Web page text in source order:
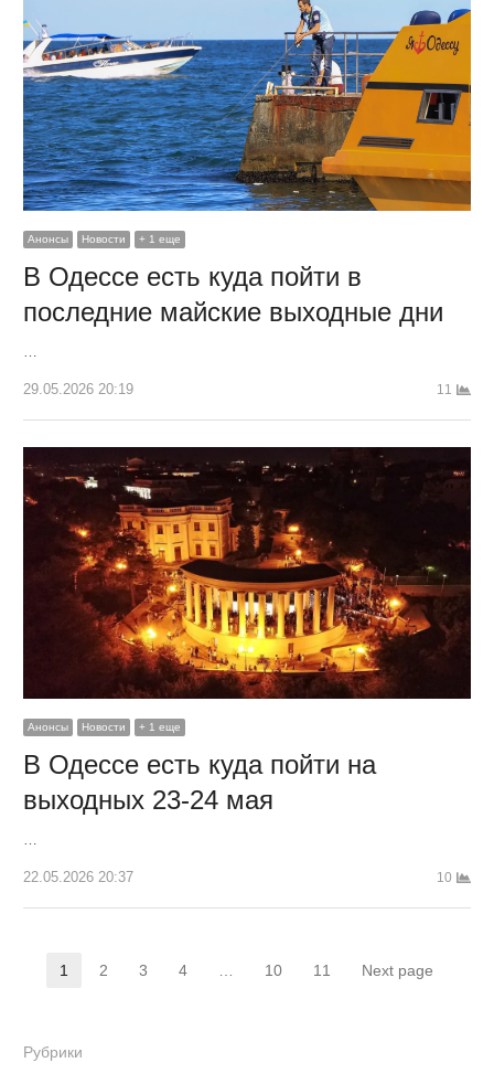
Анонсы Новости + 1 еще
В Одессе есть куда пойти в
последние майские выходные дни
29.05.2026 20:19 11
Анонсы Новости + 1 еще
В Одессе есть куда пойти на
выходных 23-24 мая
22.05.2026 20:37 10
Пагинация
Страница
1 Страница
2 Страница
3 Страница
4 Страница
10 Страница
11 Next page
Рубрики